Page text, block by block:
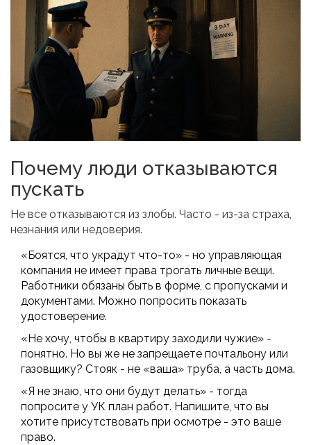
Почему люди отказываются
пускать
Не все отказываются из злобы. Часто - из-за страха,
незнания или недоверия.
«Боятся, что украдут что-то» - но управляющая
компания не имеет права трогать личные вещи.
Работники обязаны быть в форме, с пропусками и
документами. Можно попросить показать
удостоверение.
«Не хочу, чтобы в квартиру заходили чужие» -
понятно. Но вы же не запрещаете почтальону или
газовщику? Стояк - не «ваша» труба, а часть дома.
«Я не знаю, что они будут делать» - тогда
попросите у УК план работ. Напишите, что вы
хотите присутствовать при осмотре - это ваше
право.